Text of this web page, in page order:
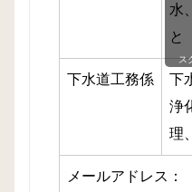
水
と
下水道工務係 下
浄
理
メールアドレス：
ス